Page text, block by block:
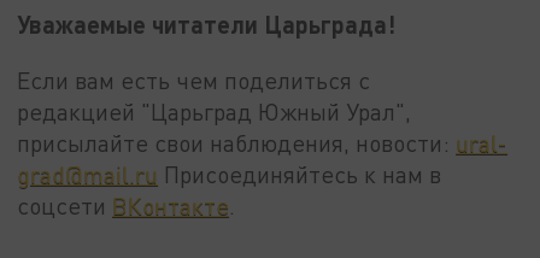
Уважаемые читатели Царьграда!
Если вам есть чем поделиться с
редакцией "Царьград Южный Урал",
присылайте свои наблюдения, новости: ural-
grad@mail.ru Присоединяйтесь к нам в
соцсети ВКонтакте